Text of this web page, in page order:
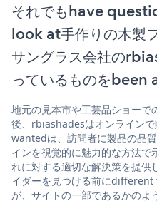
それでもhave
look at手作りの木製
サングラス会社の
っているものをbeen
地元の見本市や工芸品ショー
後、rbiashadesはオンラインで
wantedは、訪問者に製品の品
インを視覚的に魅力的な方法
れに対する適切な解決策を提
イダーを見つける前に
が、サイトの一部であるかのよ